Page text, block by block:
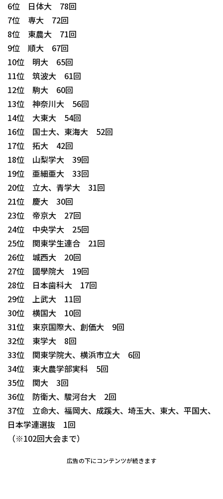
6位 日体大 78回
7位 専大 72回
8位 東農大 71回
9位 順大 67回
10位 明大 65回
11位 筑波大 61回
12位 駒大 60回
13位 神奈川大 56回
14位 大東大 54回
16位 国士大、東海大 52回
17位 拓大 42回
18位 山梨学大 39回
19位 亜細亜大 33回
20位 立大、青学大 31回
21位 慶大 30回
23位 帝京大 27回
24位 中央学大 25回
25位 関東学生連合 21回
26位 城西大 20回
27位 國學院大 19回
28位 日本歯科大 17回
29位 上武大 11回
30位 横国大 10回
31位 東京国際大、創価大 9回
32位 東学大 8回
33位 関東学院大、横浜市立大 6回
34位 東大農学部実科 5回
35位 関大 3回
36位 防衛大、駿河台大 2回
37位 立命大、福岡大、成蹊大、埼玉大、東大、平国大、
日本学連選抜 1回
（※102回大会まで）
広告の下にコンテンツが続きます